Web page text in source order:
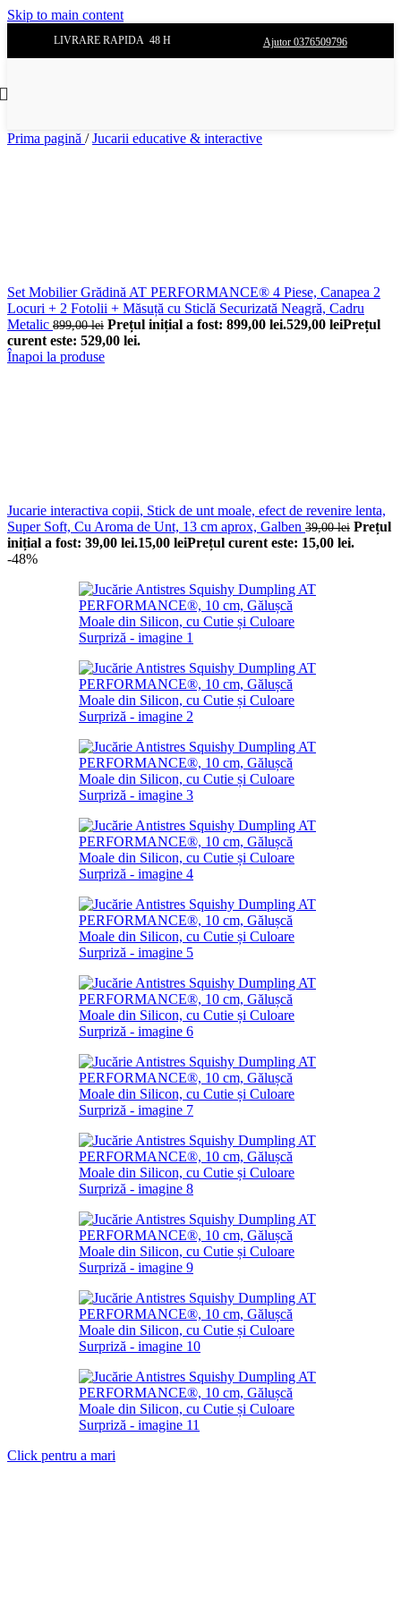
Skip to main content
LIVRARE RAPIDA 48 H Ajutor 0376509796
Prima pagină / Jucarii educative & interactive
Set Mobilier Grădină AT PERFORMANCE® 4 Piese, Canapea 2
Locuri + 2 Fotolii + Măsuță cu Sticlă Securizată Neagră, Cadru
Metalic 899,00lei Prețul inițial a fost: 899,00 lei.529,00 leiPrețul
curent este: 529,00 lei.
Înapoi la produse
Jucarie interactiva copii, Stick de unt moale, efect de revenire lenta,
Super Soft, Cu Aroma de Unt, 13 cm aprox, Galben 39,00lei Prețul
inițial a fost: 39,00 lei.15,00 leiPrețul curent este: 15,00 lei.
-48%
Click pentru a mari